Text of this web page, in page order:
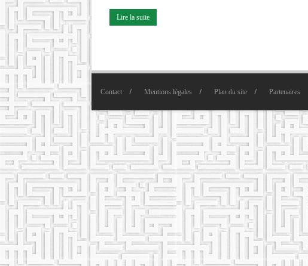
Lire la suite
Contact Mentions légales Plan du site Partenaires